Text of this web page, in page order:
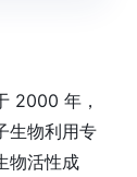
2000 年，
生物利用专
物活性成